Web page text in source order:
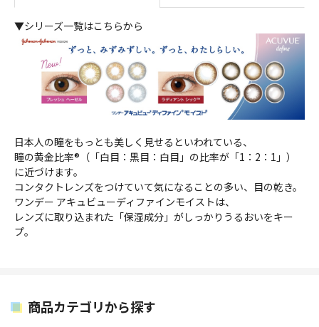
▼シリーズ一覧はこちらから
日本人の瞳をもっとも美しく見せるといわれている、
瞳の黄金比率®（「白目：黒目：白目」の比率が「1：2：1」）
に近づけます。
コンタクトレンズをつけていて気になることの多い、目の乾き。
ワンデー アキュビューディファインモイストは、
レンズに取り込まれた「保湿成分」がしっかりうるおいをキー
プ。
商品カテゴリから探す